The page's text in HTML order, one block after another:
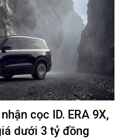
cọc ID. ERA 9X,
dưới 3 tỷ đồng